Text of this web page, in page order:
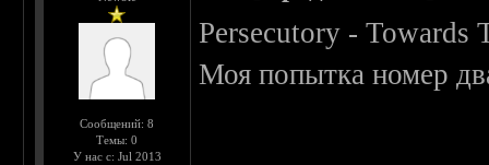
Сообщений: 8
Темы: 0
У нас с: Jul 2013
Persecutory -
Моя попытка номер